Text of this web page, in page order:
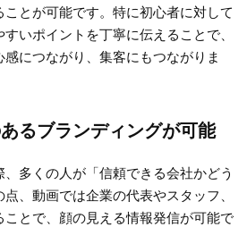
とが可能です。特に初心者に対して
いポイントを丁寧に伝えることで、
感につながり、集客にもつながりま
るブランディングが可能
多くの人が「信頼できる会社かどう
、動画では企業の代表やスタッフ、
とで、顔の見える情報発信が可能で